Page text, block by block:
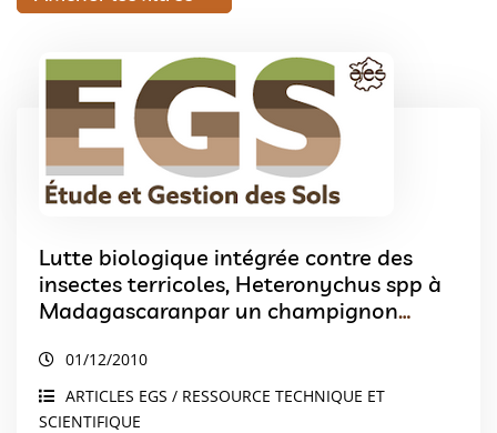
Lutte biologique intégrée contre des
insectes terricoles, Heteronychus spp à
Madagascaranpar un champignon
semis direct sous couverture végétale
01/12/2010
ARTICLES EGS / RESSOURCE TECHNIQUE ET
SCIENTIFIQUE